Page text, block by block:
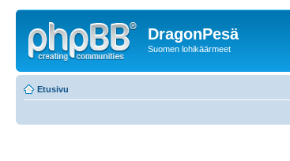
DragonPesä
Suomen lohikäärmeet
Etusivu